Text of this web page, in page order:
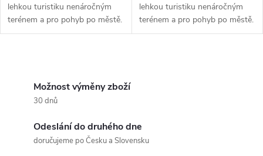
lehkou turistiku nenáročným
terénem a pro pohyb po městě.
lehkou turistiku nenáročným
terénem a pro pohyb po městě.
Možnost výměny zboží
30 dnů
Odeslání do druhého dne
doručujeme po Česku a Slovensku